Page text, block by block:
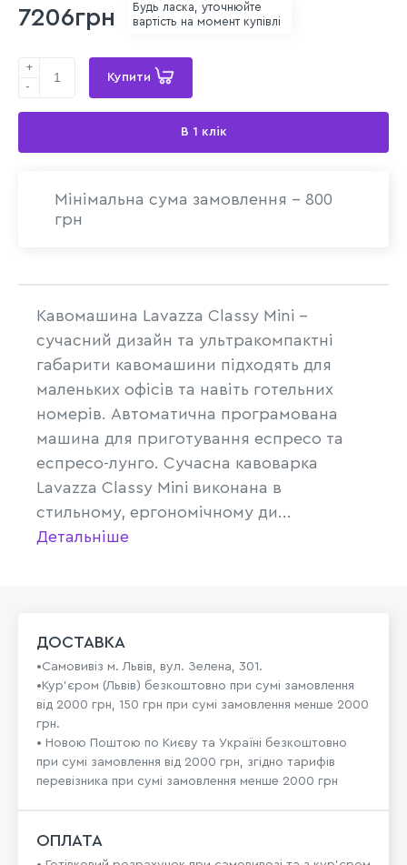
7206грн
Будь ласка, уточнюйте
вартість на момент купівлі
+
-
Купити
В 1 клік
Мінімальна сума замовлення - 800
грн
Кавомашина Lavazza Classy Mini –
сучасний дизайн та ультракомпактні
габарити кавомашини підходять для
маленьких офісів та навіть готельних
номерів. Автоматична програмована
машина для приготування еспресо та
еспресо-лунго. Сучасна кавоварка
Lavazza Classy Mini виконана в
стильному, ергономічному ди...
Детальніше
ДОСТАВКА
•Самовивіз м. Львів, вул. Зелена, 301.
•Кур'єром (Львів) безкоштовно при сумі замовлення
від 2000 грн, 150 грн при сумі замовлення менше 2000
грн.
• Новою Поштою по Києву та Україні безкоштовно
при сумі замовлення від 2000 грн, згідно тарифів
перевізника при сумі замовлення менше 2000 грн
ОПЛАТА